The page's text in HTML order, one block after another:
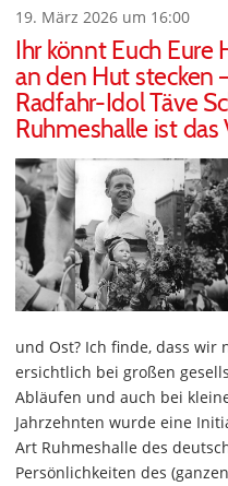
19. März 2026 um 16:00
Ihr könnt Euch Eure
an den Hut stecken
Radfahr-Idol Täve
Ruhmeshalle ist das
und Ost? Ich finde, dass wir
ersichtlich bei großen
Abläufen und auch bei
Jahrzehnten wurde eine
Art Ruhmeshalle des
Persönlichkeiten des